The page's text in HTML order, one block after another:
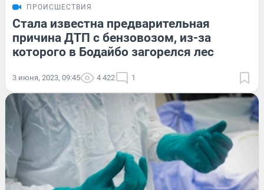
ПРОИСШЕСТВИЯ
Стала известна предварительная
причина ДТП с бензовозом, из-за
которого в Бодайбо загорелся лес
3 июня, 2023, 09:45 4 422 1